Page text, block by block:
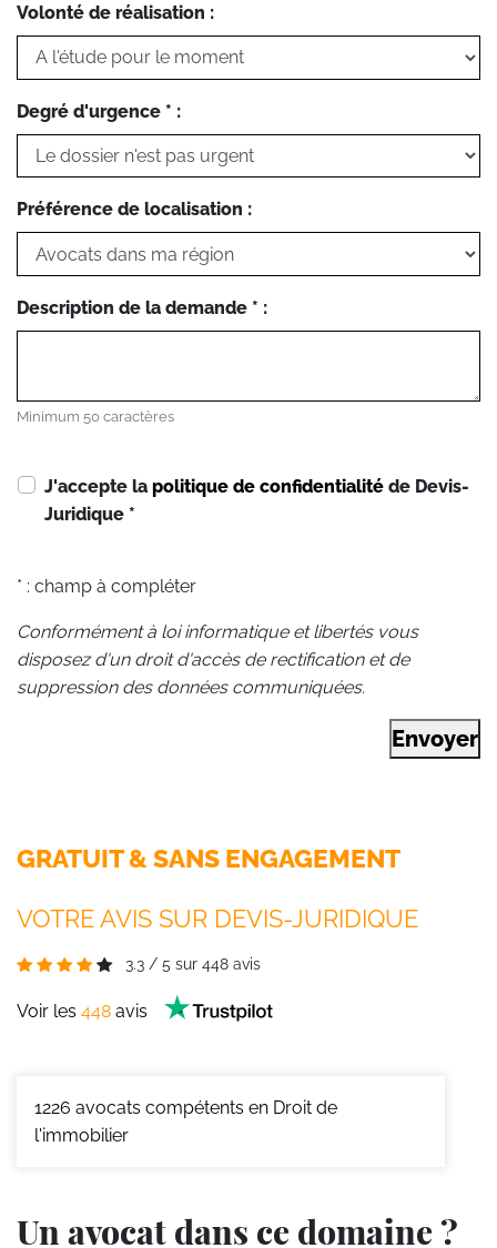
Volonté de réalisation :
Degré d'urgence * :
Préférence de localisation :
Description de la demande * :
Minimum 50 caractères
J'accepte la politique de confidentialité de Devis-
Juridique *
* : champ à compléter
Conformément à loi informatique et libertés vous
disposez d'un droit d'accès de rectification et de
suppression des données communiquées.
Envoyer
GRATUIT & SANS ENGAGEMENT
VOTRE AVIS SUR DEVIS-JURIDIQUE
3.3 / 5 sur 448 avis
Voir les 448 avis
1226 avocats compétents en Droit de
l'immobilier
Un avocat dans ce domaine ?